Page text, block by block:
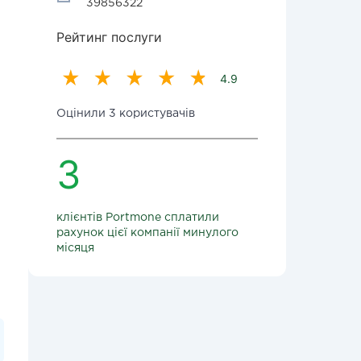
39856322
Рейтинг послуги
4.9
Оцінили 3 користувачів
3
клієнтів Portmone сплатили
рахунок цієї компанії минулого
місяця